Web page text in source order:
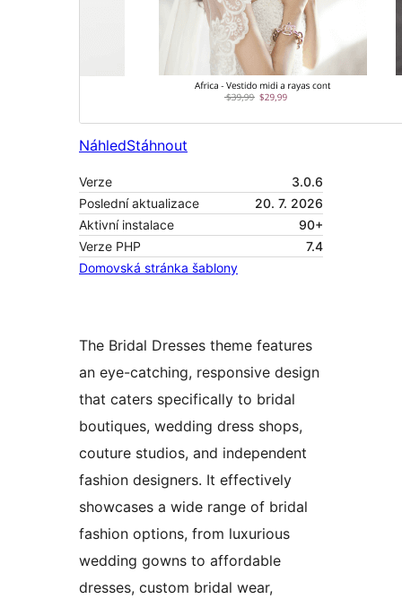
NáhledStáhnout
Verze
3.0.6
Poslední aktualizace
20. 7. 2026
Aktivní instalace
90+
Verze PHP
7.4
Domovská stránka šablony
The Bridal Dresses theme features
an eye-catching, responsive design
that caters specifically to bridal
boutiques, wedding dress shops,
couture studios, and independent
fashion designers. It effectively
showcases a wide range of bridal
fashion options, from luxurious
wedding gowns to affordable
dresses, custom bridal wear,